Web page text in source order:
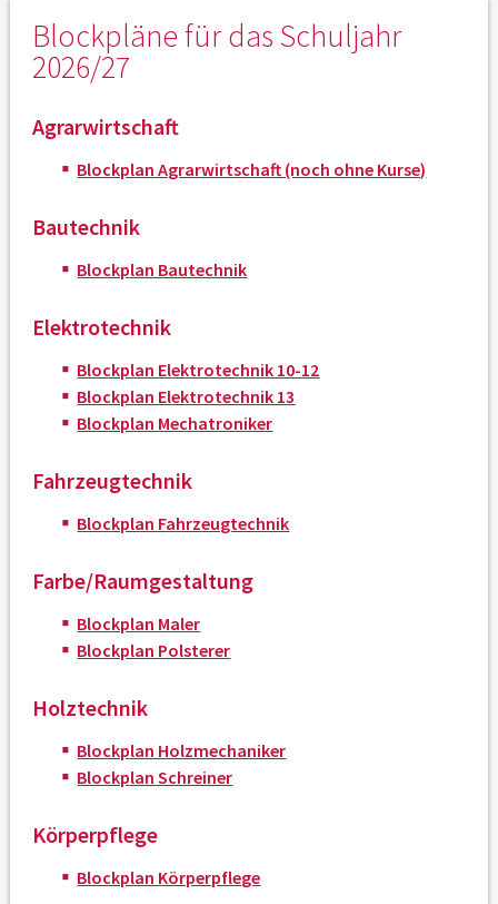
Blockpläne für das Schuljahr
2026/27
Agrarwirtschaft
Blockplan Agrarwirtschaft (noch ohne Kurse)
Bautechnik
Blockplan Bautechnik
Elektrotechnik
Blockplan Elektrotechnik 10-12
Blockplan Elektrotechnik 13
Blockplan Mechatroniker
Fahrzeugtechnik
Blockplan Fahrzeugtechnik
Farbe/Raumgestaltung
Blockplan Maler
Blockplan Polsterer
Holztechnik
Blockplan Holzmechaniker
Blockplan Schreiner
Körperpflege
Blockplan Körperpflege